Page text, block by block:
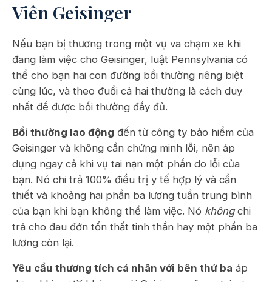
Viên Geisinger
Nếu bạn bị thương trong một vụ va chạm xe khi
đang làm việc cho Geisinger, luật Pennsylvania có
thể cho bạn hai con đường bồi thường riêng biệt
cùng lúc, và theo đuổi cả hai thường là cách duy
nhất để được bồi thường đầy đủ.
Bồi thường lao động đến từ công ty bảo hiểm của
Geisinger và không cần chứng minh lỗi, nên áp
dụng ngay cả khi vụ tai nạn một phần do lỗi của
bạn. Nó chi trả 100% điều trị y tế hợp lý và cần
thiết và khoảng hai phần ba lương tuần trung bình
của bạn khi bạn không thể làm việc. Nó khôngchi
trả cho đau đớn tổn thất tinh thần hay một phần ba
lương còn lại.
Yêu cầu thương tích cá nhân với bên thứ ba áp